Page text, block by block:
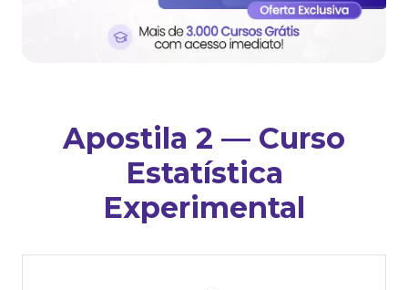
Apostila 2 — Curso
Estatística
Experimental